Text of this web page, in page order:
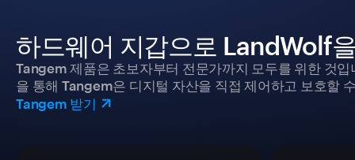
하드웨어 지갑으로 LandWolf
Tangem 제품은 초보자부터 전문가까지 모두를 위한 것
을 통해 Tangem은 디지털 자산을 직접 제어하고 보호할
Tangem 받기